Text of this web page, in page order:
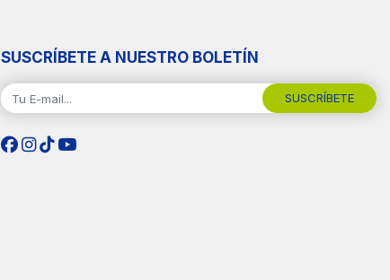
SUSCRÍBETE A NUESTRO BOLETÍN
SUSCRÍBETE